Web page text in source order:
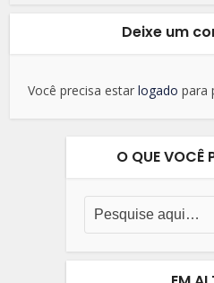
Deixe um
Você precisa estarlogado para
O QUE VOCÊ